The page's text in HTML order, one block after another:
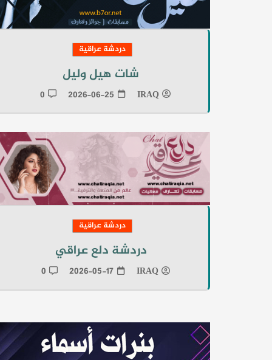
دردشة عراقية
شات هيل وليل
IRAQ
2026-06-25
0
دردشة عراقية
دردشة دلع عراقي
IRAQ
2026-05-17
0